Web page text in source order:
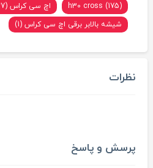
h30 cross (175)
اچ سی کراس (127)
شیشه بالابر برقی اچ سی کراس (1)
نظرات
پرسش و پاسخ